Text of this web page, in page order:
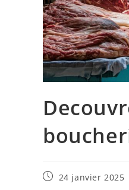
Publication
24 janvier 2025